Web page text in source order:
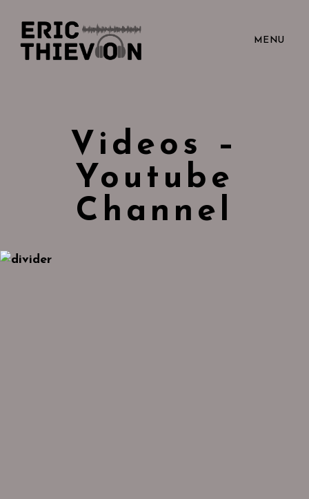
MENU
Videos –
Youtube
Channel